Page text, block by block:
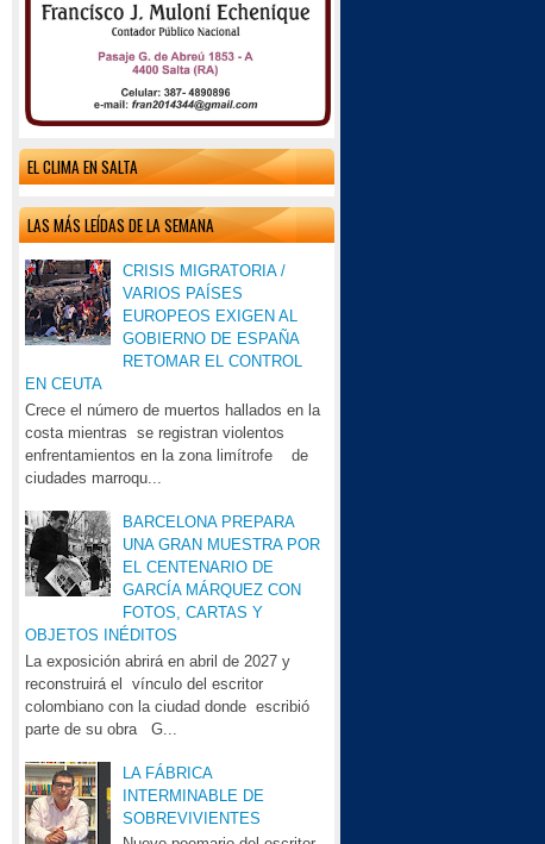
EL CLIMA EN SALTA
LAS MÁS LEÍDAS DE LA SEMANA
CRISIS MIGRATORIA /
VARIOS PAÍSES
EUROPEOS EXIGEN AL
GOBIERNO DE ESPAÑA
RETOMAR EL CONTROL
EN CEUTA
Crece el número de muertos hallados en la
costa mientras se registran violentos
enfrentamientos en la zona limítrofe de
ciudades marroqu...
BARCELONA PREPARA
UNA GRAN MUESTRA POR
EL CENTENARIO DE
GARCÍA MÁRQUEZ CON
FOTOS, CARTAS Y
OBJETOS INÉDITOS
La exposición abrirá en abril de 2027 y
reconstruirá el vínculo del escritor
colombiano con la ciudad donde escribió
parte de su obra G...
LA FÁBRICA
INTERMINABLE DE
SOBREVIVIENTES